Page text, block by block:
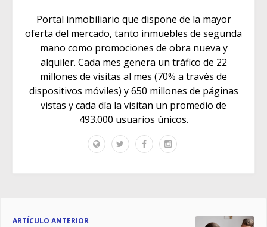
Portal inmobiliario que dispone de la mayor
oferta del mercado, tanto inmuebles de segunda
mano como promociones de obra nueva y
alquiler. Cada mes genera un tráfico de 22
millones de visitas al mes (70% a través de
dispositivos móviles) y 650 millones de páginas
vistas y cada día la visitan un promedio de
493.000 usuarios únicos.
ARTÍCULO ANTERIOR